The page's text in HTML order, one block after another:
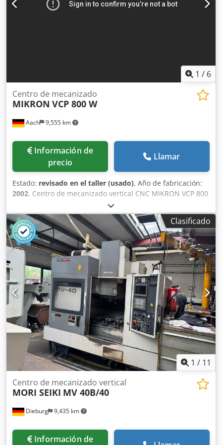
1 / 6
Aach 9,555 km
Centro de mecanizado
MIKRON VCP 800 W
Información de
precio
Llamar
Estado: revisado en el taller (usado), Año de fabricación:
2002, Centro de mecanizado vertical CNC MIKRON VCP 800
W Con control de contorneado Heidenhain iTNC 530 Año
de construcción: 2002 Dsdpfx Ajviq U Eefmsck Trayectorias:
X 800 Y 650 Z 500 Rango de velocidad: 0 - 20.000 rpm sin
escalonamiento Con los siguientes accesorios Mesa
angular rígida de 900 mm x 600 mm de superficie de
sujeción Cambiador de herramientas vertical con 30
ranuras de almacén (HSK 63) Cabina totalmente protegida
con puertas correderas e iluminación interior Volante
electrónico Medición de herramientas en la zona de
trabajo ( láser BLUM ) Sonda de medición 3 D infrarroja
Renishaw Transportador de virutas Dispositivo de
refrigeración 4 piezas Zapatas regulables en altura Manual
de instrucciones
Clasificado
1 / 11
Dieburg 9,435 km
Centro de mecanizado vertical
MORI SEIKI MV 40B/40
Información de